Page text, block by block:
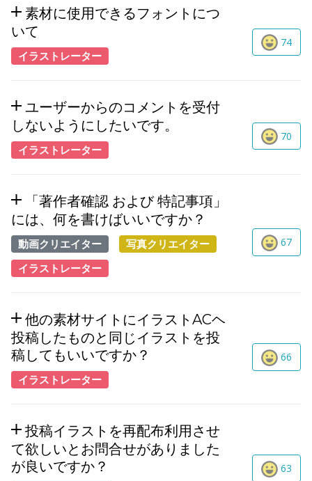
素材に使用できるフォントにつ
いて
イラストレーター
74
ユーザーからのコメントを受付
しないようにしたいです。
イラストレーター
70
「著作者確認 および 特記事項」
には、何を書けばいいですか？
動画クリエイター
写真クリエイター
イラストレーター
67
他の素材サイトにイラストACヘ
投稿したものと同じイラストを投
稿してもいいですか？
イラストレーター
66
投稿イラストを再配布利用させ
て欲しいとお問合せがありました
が良いですか？
63